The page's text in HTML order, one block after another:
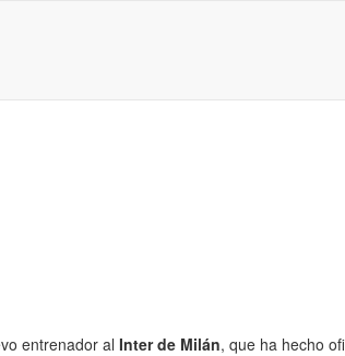
entrenador al Inter de Milán, que ha hecho